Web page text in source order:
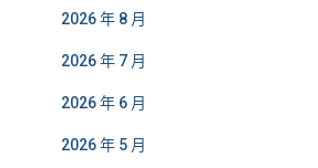
2026 年 8 月
2026 年 7 月
2026 年 6 月
2026 年 5 月